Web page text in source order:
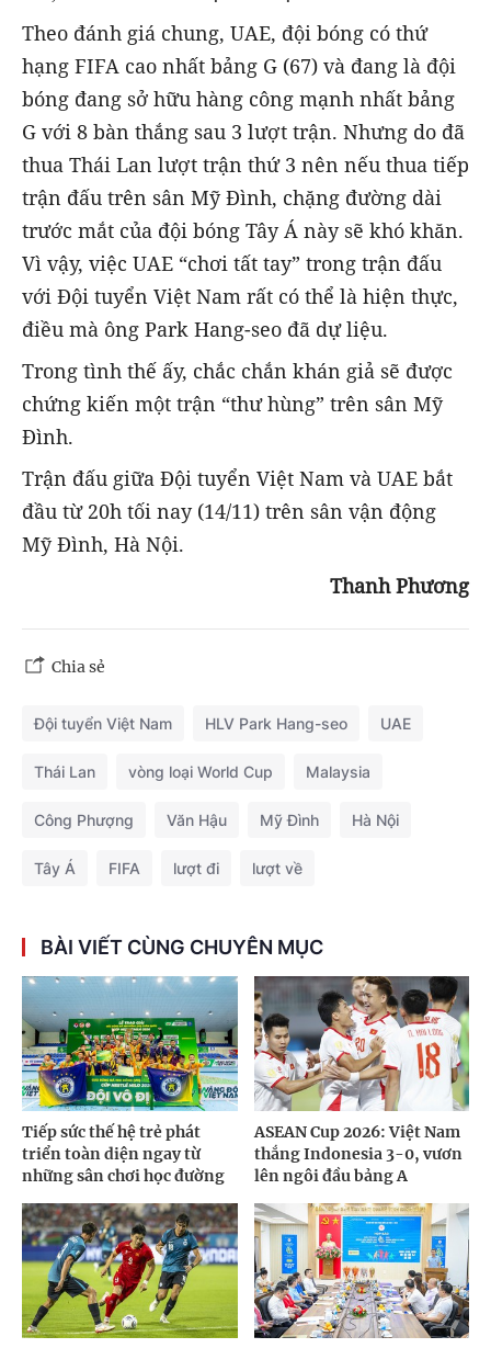
Theo đánh giá chung, UAE, đội bóng có thứ
hạng FIFA cao nhất bảng G (67) và đang là đội
bóng đang sở hữu hàng công mạnh nhất bảng
G với 8 bàn thắng sau 3 lượt trận. Nhưng do đã
thua Thái Lan lượt trận thứ 3 nên nếu thua tiếp
trận đấu trên sân Mỹ Đình, chặng đường dài
trước mắt của đội bóng Tây Á này sẽ khó khăn.
Vì vậy, việc UAE “chơi tất tay” trong trận đấu
với Đội tuyển Việt Nam rất có thể là hiện thực,
điều mà ông Park Hang-seo đã dự liệu.
Trong tình thế ấy, chắc chắn khán giả sẽ được
chứng kiến một trận “thư hùng” trên sân Mỹ
Đình.
Trận đấu giữa Đội tuyển Việt Nam và UAE bắt
đầu từ 20h tối nay (14/11) trên sân vận động
Mỹ Đình, Hà Nội.
Thanh Phương
Chia sẻ
Đội tuyển Việt Nam HLV Park Hang-seo UAE
Thái Lan vòng loại World Cup Malaysia
Công Phượng Văn Hậu Mỹ Đình Hà Nội
Tây Á FIFA lượt đi lượt về
BÀI VIẾT CÙNG CHUYÊN MỤC
Tiếp sức thế hệ trẻ phát
triển toàn diện ngay từ
những sân chơi học đường
ASEAN Cup 2026: Việt Nam
thắng Indonesia 3-0, vươn
lên ngôi đầu bảng A